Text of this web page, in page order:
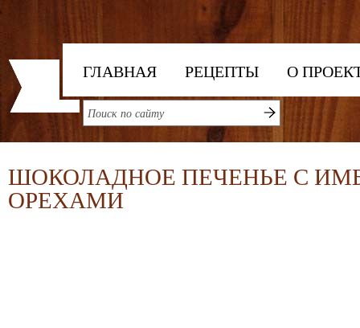
ГЛАВНАЯ РЕЦЕПТЫ О
ШОКОЛАДНОЕ ПЕЧЕНЬЕ С
ОРЕХАМИ